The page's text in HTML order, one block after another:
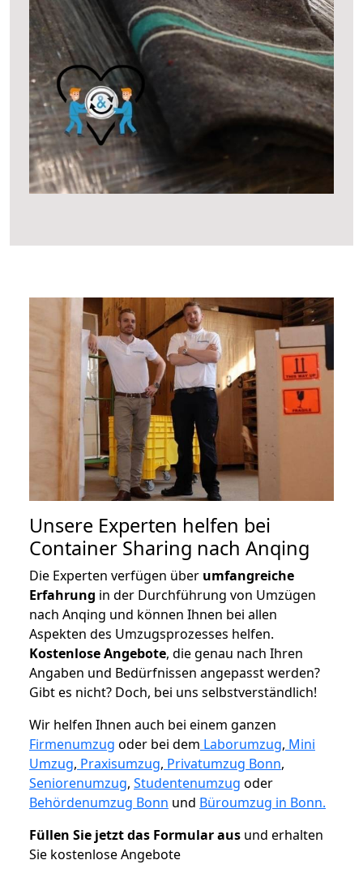
Unsere Experten helfen bei
Container Sharing nach Anqing
Die Experten verfügen über umfangreiche
Erfahrung in der Durchführung von Umzügen
nach Anqing und können Ihnen bei allen
Aspekten des Umzugsprozesses helfen.
Kostenlose Angebote, die genau nach Ihren
Angaben und Bedürfnissen angepasst werden?
Gibt es nicht? Doch, bei uns selbstverständlich!
Wir helfen Ihnen auch bei einem ganzen
Firmenumzug oder bei dem Laborumzug, Mini
Umzug, Praxisumzug, Privatumzug Bonn,
Seniorenumzug, Studentenumzug oder
Behördenumzug Bonn und Büroumzug in Bonn.
Füllen Sie jetzt das Formular aus und erhalten
Sie kostenlose Angebote